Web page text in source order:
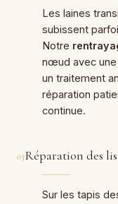
Les laines
subissent
Notre
nœud avec une
un traitement
réparation
continue.
03Réparation des
Sur les tapis